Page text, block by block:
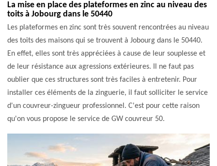
La mise en place des plateformes en zinc au niveau des
toits à Jobourg dans le 50440
Les plateformes en zinc sont très souvent rencontrées au niveau
des toits des maisons qui se trouvent à Jobourg dans le 50440.
En effet, elles sont très appréciées à cause de leur souplesse et
de leur résistance aux agressions extérieures. Il ne faut pas
oublier que ces structures sont très faciles à entretenir. Pour
installer ces éléments de la zinguerie, il faut solliciter le service
d'un couvreur-zingueur professionnel. C'est pour cette raison
qu'on vous propose le service de GW couvreur 50.